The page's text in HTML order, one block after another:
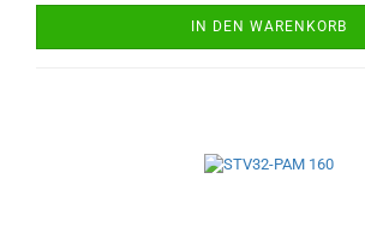
IN DEN WARENKORB